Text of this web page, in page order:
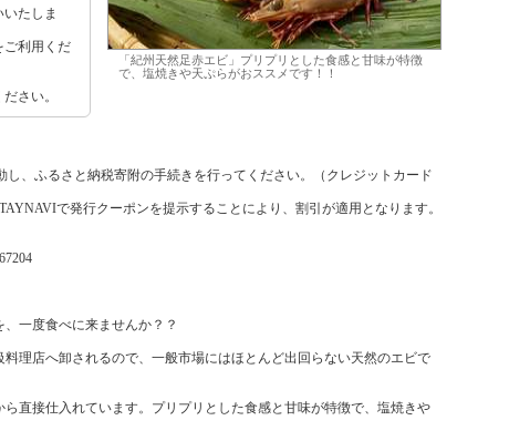
たしま
ご利用くだ
さい。
「紀州天然足赤エビ」プリプリとした食感と甘味が特徴
で、塩焼きや天ぷらがおススメです！！
、ふるさと納税寄附の手続きを行ってください。（クレジットカード
で発行クーポンを提示することにより、割引が適用となります。
一度食べに来ませんか？？
理店へ卸されるので、一般市場にはほとんど出回らない天然のエビで
直接仕入れています。プリプリとした食感と甘味が特徴で、塩焼きや